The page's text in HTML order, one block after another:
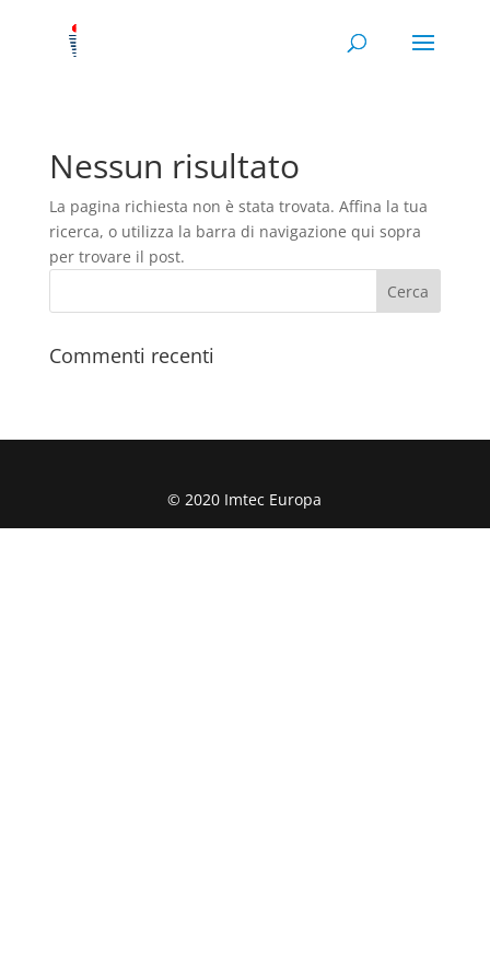
Nessun risultato
La pagina richiesta non è stata trovata. Affina la tua
ricerca, o utilizza la barra di navigazione qui sopra
per trovare il post.
Commenti recenti
© 2020 Imtec Europa